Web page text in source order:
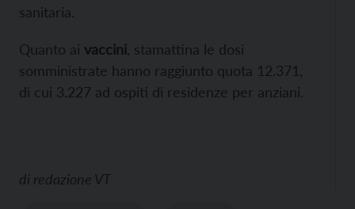
sanitaria.
Quanto ai vaccini , stamattina le dosi
somministrate hanno raggiunto quota 12.371,
di cui 3.227 ad ospiti di residenze per anziani.
di redazione VT